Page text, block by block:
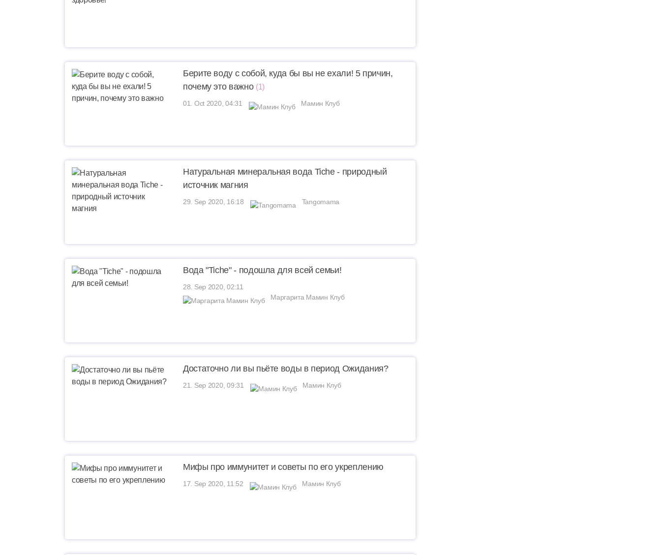
Берите воду с собой, куда бы вы не ехали! 5 причин,
почему это важно (1)
01. Oct 2020, 04:31 Мамин Клуб
Натуральная минеральная вода Tiche - природный
источник магния
29. Sep 2020, 16:18 Tangomama
Вода "Tiche" - подошла для всей семьи!
28. Sep 2020, 02:11
Маргарита Мамин Клуб
Достаточно ли вы пьёте воды в период Ожидания?
21. Sep 2020, 09:31 Мамин Клуб
Мифы про иммунитет и советы по его укреплению
17. Sep 2020, 11:52 Мамин Клуб